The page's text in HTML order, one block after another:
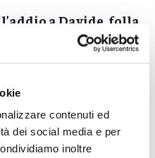
contenuti ed
dei social media e per
inoltre
a Davide, folla